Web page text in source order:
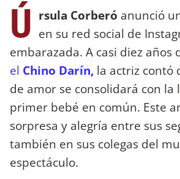
Ú rsula Corberó anunció
en su red social de
embarazada. A casi diez años
el Chino Darín, la actriz contó
de amor se consolidará con la
primer bebé en común. Este
sorpresa y alegría entre sus
también en sus colegas del
espectáculo.